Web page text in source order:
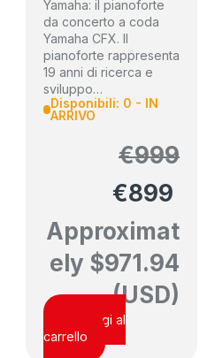
Yamaha: il pianoforte
da concerto a coda
Yamaha CFX. Il
pianoforte rappresenta
19 anni di ricerca e
sviluppo…
Disponibili: 0 - IN
ARRIVO
€999
€899
Approximat
ely $971.94
(USD)
Aggiungi al
carrello